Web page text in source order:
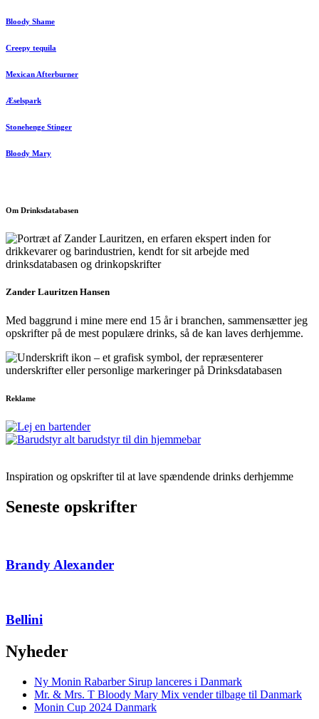
Bloody Shame
Creepy tequila
Mexican Afterburner
Æselspark
Stonehenge Stinger
Bloody Mary
Om Drinksdatabasen
Zander Lauritzen Hansen
Med baggrund i mine mere end 15 år i branchen, sammensætter jeg
opskrifter på de mest populære drinks, så de kan laves derhjemme.
Reklame
Inspiration og opskrifter til at lave spændende drinks derhjemme
Seneste opskrifter
Brandy Alexander
Bellini
Nyheder
Ny Monin Rabarber Sirup lanceres i Danmark
Mr. & Mrs. T Bloody Mary Mix vender tilbage til Danmark
Monin Cup 2024 Danmark